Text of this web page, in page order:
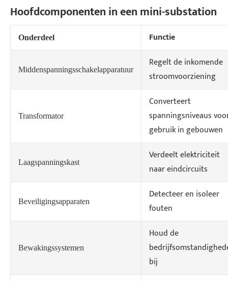
Hoofdcomponenten in een mini-substation
Onderdeel Functie
Middenspanningsschakelapparatuur
Regelt de inkomende
stroomvoorziening
Transformator
Converteert
spanningsniveaus
gebruik in gebouwen
Laagspanningskast
Verdeelt elektriciteit
naar eindcircuits
Beveiligingsapparaten
Detecteer en isoleer
fouten
Bewakingssystemen
Houd de
bij